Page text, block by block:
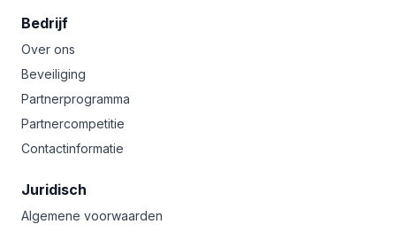
Bedrijf
Over ons
Beveiliging
Partnerprogramma
Partnercompetitie
Contactinformatie
Juridisch
Algemene voorwaarden